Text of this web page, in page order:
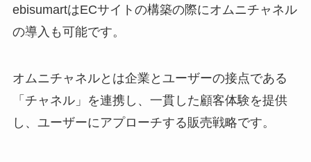
ebisumartはECサイトの構築の際にオムニチャネル
の導入も可能です。
オムニチャネルとは企業とユーザーの接点である
「チャネル」を連携し、一貫した顧客体験を提供
し、ユーザーにアプローチする販売戦略です。